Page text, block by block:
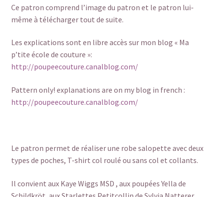
Ce patron comprend l’image du patron et le patron lui-
même à télécharger tout de suite.
Les explications sont en libre accès sur mon blog « Ma
p’tite école de couture »:
http://poupeecouture.canalblog.com/
Pattern only! explanations are on my blog in french :
http://poupeecouture.canalblog.com/
Le patron permet de réaliser une robe salopette avec deux
types de poches, T-shirt col roulé ou sans col et collants.
Il convient aux Kaye Wiggs MSD , aux poupées Yella de